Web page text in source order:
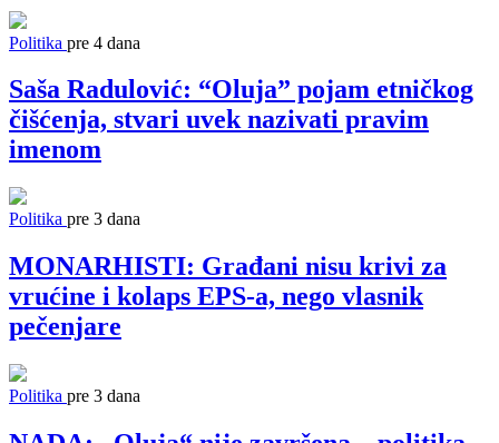
Politika pre 4 dana
Saša Radulović: “Oluja” pojam etničkog
čišćenja, stvari uvek nazivati pravim
imenom
Politika pre 3 dana
MONARHISTI: Građani nisu krivi za
vrućine i kolaps EPS-a, nego vlasnik
pečenjare
Politika pre 3 dana